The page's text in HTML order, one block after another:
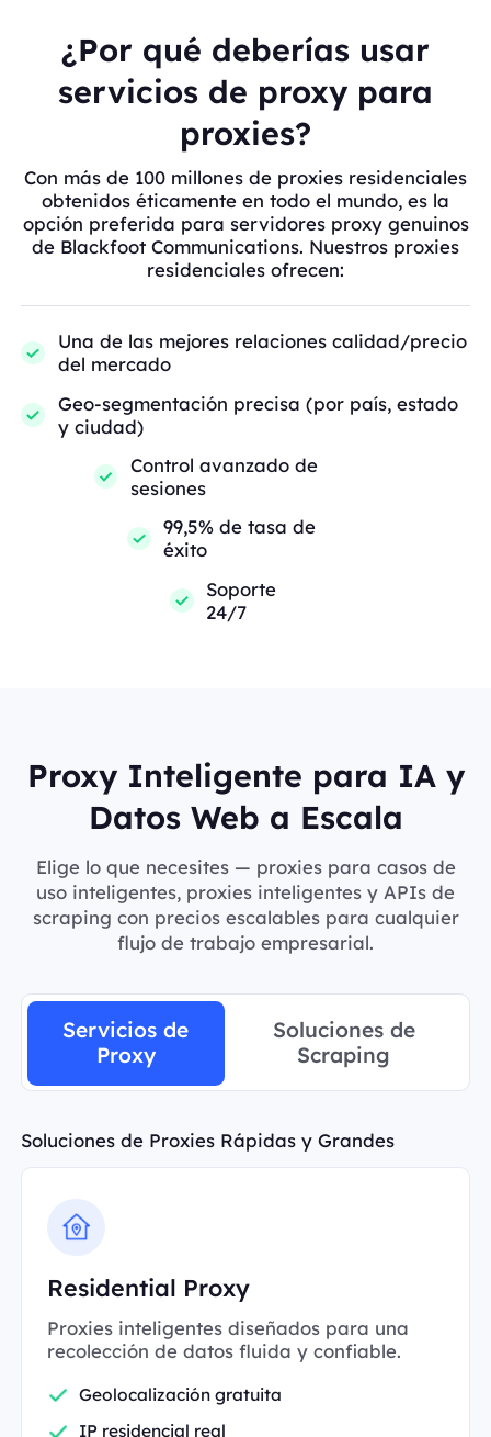
¿Por qué deberías usar
servicios de proxy para
proxies?
Con más de 100 millones de proxies residenciales
obtenidos éticamente en todo el mundo, es la
opción preferida para servidores proxy genuinos
de Blackfoot Communications. Nuestros proxies
residenciales ofrecen:
Una de las mejores relaciones calidad/precio
del mercado
Geo-segmentación precisa (por país, estado
y ciudad)
Control avanzado de
sesiones
99,5% de tasa de
éxito
Soporte
24/7
Proxy Inteligente para IA y
Datos Web a Escala
Elige lo que necesites — proxies para casos de
uso inteligentes, proxies inteligentes y APIs de
scraping con precios escalables para cualquier
flujo de trabajo empresarial.
Servicios de
Proxy
Soluciones de
Scraping
Soluciones de Proxies Rápidas y Grandes
Residential Proxy
Proxies inteligentes diseñados para una
recolección de datos fluida y confiable.
Geolocalización gratuita
IP residencial real